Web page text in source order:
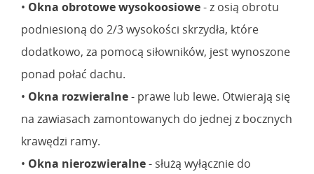
• Okna obrotowe wysokoosiowe- z osią obrotu
podniesioną do 2/3 wysokości skrzydła, które
dodatkowo, za pomocą siłowników, jest wynoszone
ponad połać dachu.
• Okna rozwieralne- prawe lub lewe. Otwierają się
na zawiasach zamontowanych do jednej z bocznych
krawędzi ramy.
• Okna nierozwieralne- służą wyłącznie do